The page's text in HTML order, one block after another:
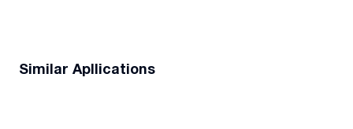
Similar Apllications